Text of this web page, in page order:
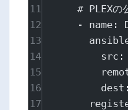
11
# PLEXの
12
- name :
13
14
src :
15
16
dest
17